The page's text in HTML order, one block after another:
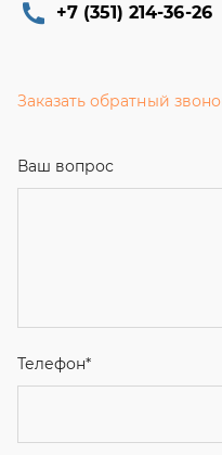
+7 (351) 214-36-26
Заказать обратный
Ваш вопрос